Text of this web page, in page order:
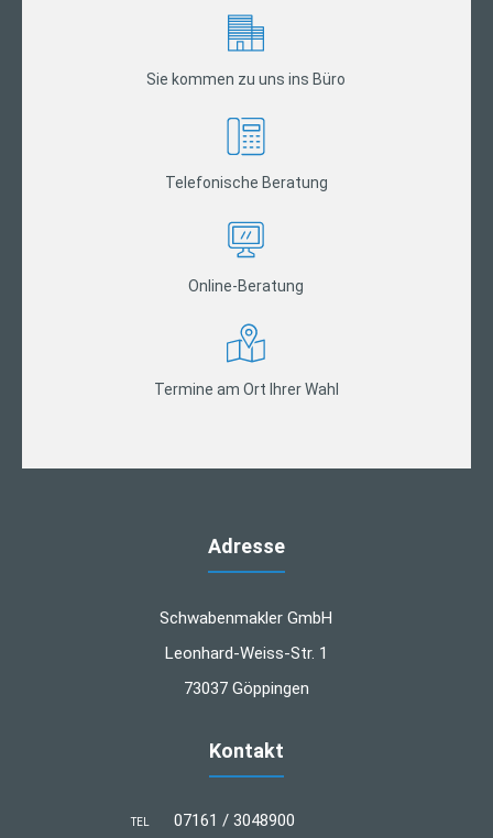
Sie kommen zu uns ins Büro
Telefonische Beratung
Online-Beratung
Termine am Ort Ihrer Wahl
Adresse
Schwabenmakler GmbH
Leonhard-Weiss-Str. 1
73037 Göppingen
Kontakt
TEL 07161 / 3048900